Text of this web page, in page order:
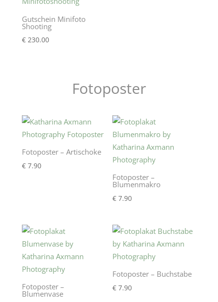
Gutschein Minifoto
Shooting
€230.00
Fotoposter
Fotoposter – Artischoke
€7.90
Fotoposter –
Blumenmakro
€ 7.90
Fotoposter –
Blumenvase
Fotoposter – Buchstabe
€ 7.90